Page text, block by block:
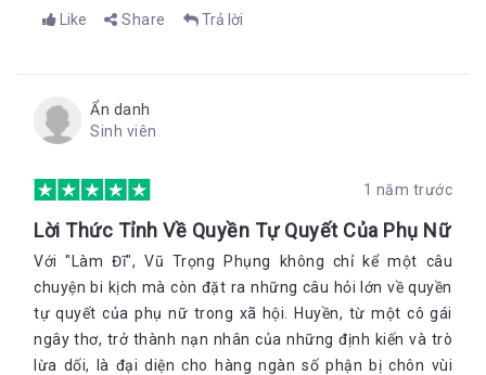
Like Share Trả lời
Ẩn danh
Sinh viên
1 năm trước
Lời Thức Tỉnh Về Quyền Tự Quyết Của Phụ Nữ
Với "Làm Đĩ", Vũ Trọng Phụng không chỉ kể một câu
chuyện bi kịch mà còn đặt ra những câu hỏi lớn về quyền
tự quyết của phụ nữ trong xã hội. Huyền, từ một cô gái
ngây thơ, trở thành nạn nhân của những định kiến và trò
lừa dối, là đại diện cho hàng ngàn số phận bị chôn vùi